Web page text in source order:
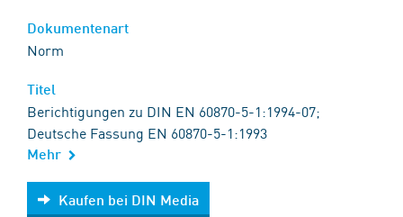
Norm
Berichtigungen zu DIN EN 60870-5-1:1994-07;
Deutsche Fassung EN 60870-5-1:1993
Mehr
Kaufen bei DIN Media
Kaufen bei DIN Media